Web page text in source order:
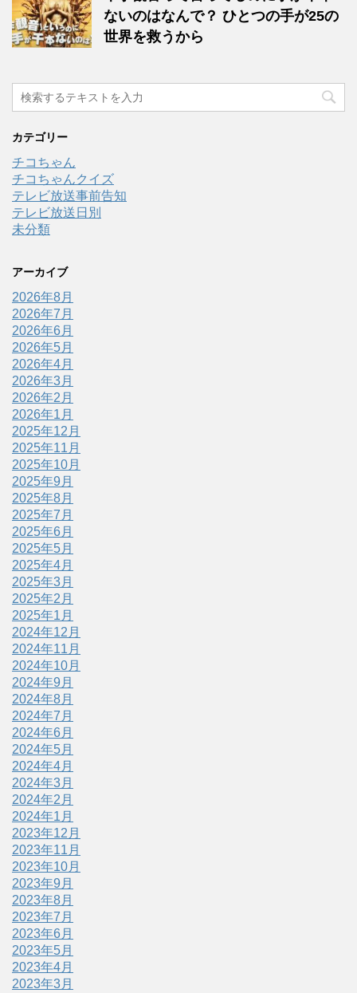
ないのはなんで？ ひとつの手が25の
世界を救うから
カテゴリー
チコちゃん
チコちゃんクイズ
テレビ放送事前告知
テレビ放送日別
未分類
アーカイブ
2026年8月
2026年7月
2026年6月
2026年5月
2026年4月
2026年3月
2026年2月
2026年1月
2025年12月
2025年11月
2025年10月
2025年9月
2025年8月
2025年7月
2025年6月
2025年5月
2025年4月
2025年3月
2025年2月
2025年1月
2024年12月
2024年11月
2024年10月
2024年9月
2024年8月
2024年7月
2024年6月
2024年5月
2024年4月
2024年3月
2024年2月
2024年1月
2023年12月
2023年11月
2023年10月
2023年9月
2023年8月
2023年7月
2023年6月
2023年5月
2023年4月
2023年3月